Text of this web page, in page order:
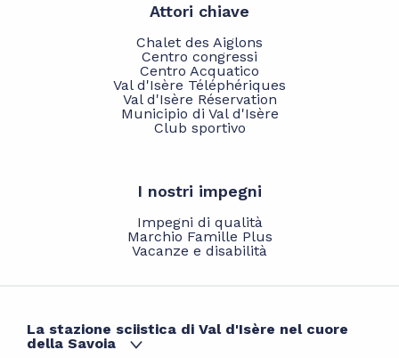
Attori chiave
Chalet des Aiglons
Centro congressi
Centro Acquatico
Val d'Isère Téléphériques
Val d'Isère Réservation
Municipio di Val d'Isère
Club sportivo
I nostri impegni
Impegni di qualità
Marchio Famille Plus
Vacanze e disabilità
La stazione sciistica di Val d'Isère nel cuore
della Savoia